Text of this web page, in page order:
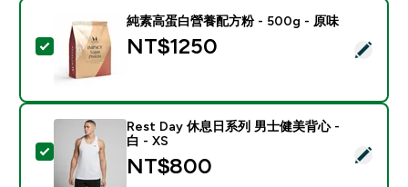
選取此商品 - 純素高蛋白營養配方粉 - 500g - 原味
純素高蛋白營養配方粉 - 500g - 原味
NT$1250‎
選取此商品 - Rest Day 休息日系列 男士健美背心 - 白 -
Rest Day 休息日系列 男士健美背心 -
白 - XS
NT$800‎